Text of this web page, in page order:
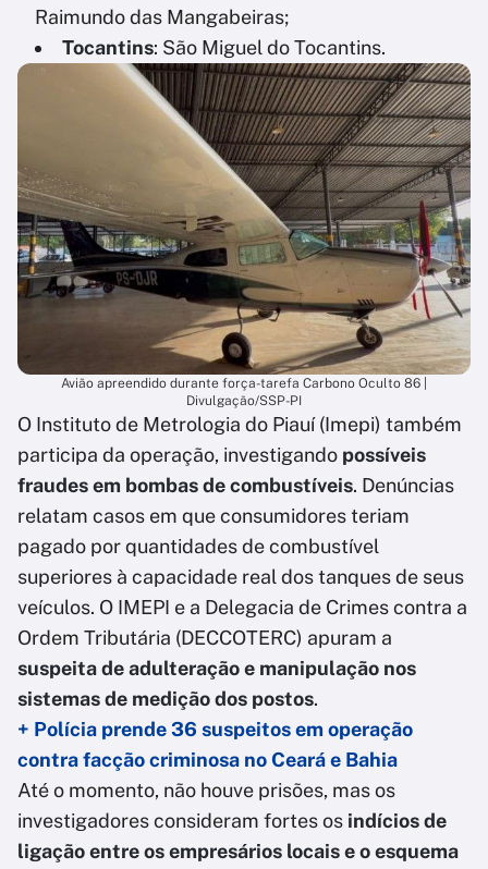
Raimundo das Mangabeiras;
Tocantins: São Miguel do Tocantins.
Avião apreendido durante força-tarefa Carbono Oculto 86 |
Divulgação/SSP-PI
O Instituto de Metrologia do Piauí (Imepi) também
participa da operação, investigando possíveis
fraudes em bombas de combustíveis. Denúncias
relatam casos em que consumidores teriam
pagado por quantidades de combustível
superiores à capacidade real dos tanques de seus
veículos. O IMEPI e a Delegacia de Crimes contra a
Ordem Tributária (DECCOTERC) apuram a
suspeita de adulteração e manipulação nos
sistemas de medição dos postos.
+ Polícia prende 36 suspeitos em operação
contra facção criminosa no Ceará e Bahia
Até o momento, não houve prisões, mas os
investigadores consideram fortes os indícios de
ligação entre os empresários locais e o esquema